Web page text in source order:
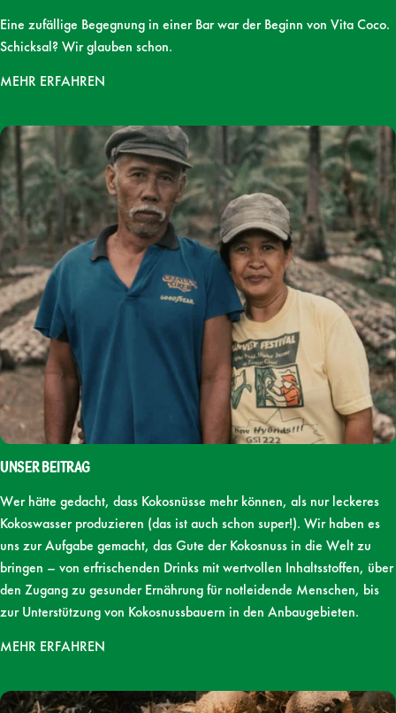
Eine zufällige Begegnung in einer Bar war der Beginn von Vita Coco.
Schicksal? Wir glauben schon.
MEHR ERFAHREN
Unser Beitrag
Wer hätte gedacht, dass Kokosnüsse mehr können, als nur leckeres
Kokoswasser produzieren (das ist auch schon super!). Wir haben es
uns zur Aufgabe gemacht, das Gute der Kokosnuss in die Welt zu
bringen – von erfrischenden Drinks mit wertvollen Inhaltsstoffen, über
den Zugang zu gesunder Ernährung für notleidende Menschen, bis
zur Unterstützung von Kokosnussbauern in den Anbaugebieten.
MEHR ERFAHREN